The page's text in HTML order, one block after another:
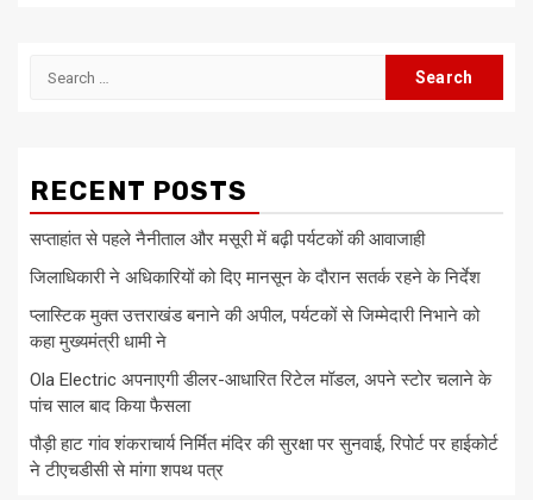
Search
RECENT POSTS
सप्ताहांत से पहले नैनीताल और मसूरी में बढ़ी पर्यटकों की आवाजाही
जिलाधिकारी ने अधिकारियों को दिए मानसून के दौरान सतर्क रहने के निर्देश
प्लास्टिक मुक्त उत्तराखंड बनाने की अपील, पर्यटकों से जिम्मेदारी निभाने को
कहा मुख्यमंत्री धामी ने
Ola Electric अपनाएगी डीलर-आधारित रिटेल मॉडल, अपने स्टोर चलाने के
पांच साल बाद किया फैसला
पौड़ी हाट गांव शंकराचार्य निर्मित मंदिर की सुरक्षा पर सुनवाई, रिपोर्ट पर हाईकोर्ट
ने टीएचडीसी से मांगा शपथ पत्र